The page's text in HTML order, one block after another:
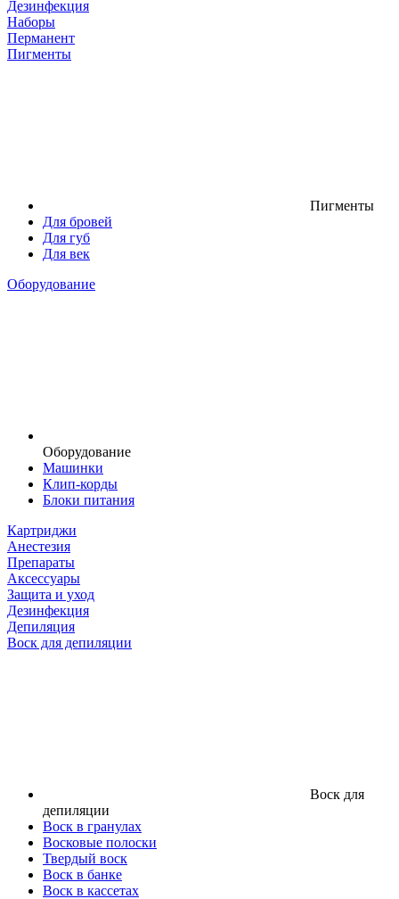
Дезинфекция
Наборы
Перманент
Пигменты
Пигменты
Для бровей
Для губ
Для век
Оборудование
Оборудование
Машинки
Клип-корды
Блоки питания
Картриджи
Анестезия
Препараты
Аксессуары
Защита и уход
Дезинфекция
Депиляция
Воск для депиляции
Воск для
депиляции
Воск в гранулах
Восковые полоски
Твердый воск
Воск в банке
Воск в кассетах